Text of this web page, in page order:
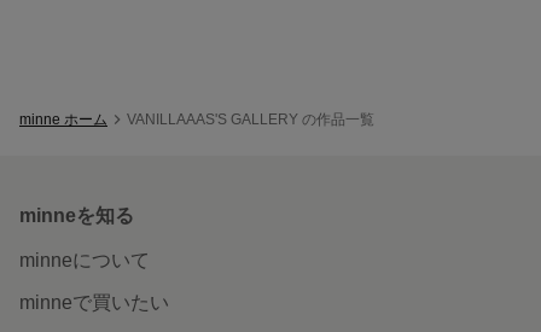
minne ホーム VANILLAAAS'S GALLERY の作品一覧
minneを知る
minneについて
minneで買いたい